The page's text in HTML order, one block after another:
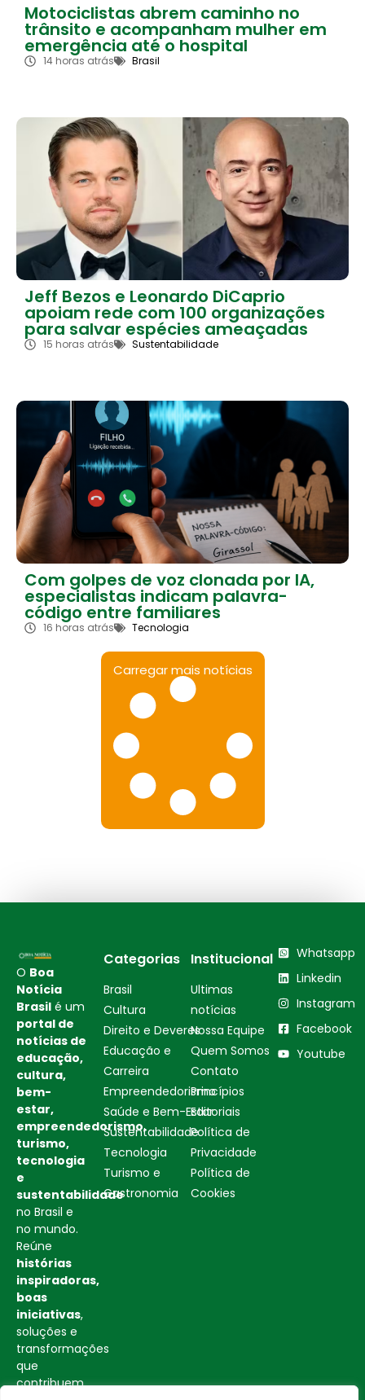
Motociclistas abrem caminho no
trânsito e acompanham mulher em
emergência até o hospital
14 horas atrás Brasil
Jeff Bezos e Leonardo DiCaprio
apoiam rede com 100 organizações
para salvar espécies ameaçadas
15 horas atrás Sustentabilidade
Com golpes de voz clonada por IA,
especialistas indicam palavra-
código entre familiares
16 horas atrás Tecnologia
Carregar mais notícias
O Boa
Notícia
Brasil é um
portal de
notícias de
educação,
cultura,
bem-
estar,
empreendedorismo,
turismo,
tecnologia
e
sustentabilidade
no Brasil e
no mundo.
Reúne
histórias
inspiradoras,
boas
iniciativas,
soluções e
transformações
que
contribuem
Categorias
Brasil
Cultura
Direito e Deveres
Educação e
Carreira
Empreendedorismo
Saúde e Bem-Estar
Sustentabilidade
Tecnologia
Turismo e
Gastronomia
Institucional
Ultimas
notícias
Nossa Equipe
Quem Somos
Contato
Princípios
Editoriais
Política de
Privacidade
Política de
Cookies
Whatsapp
Linkedin
Instagram
Facebook
Youtube